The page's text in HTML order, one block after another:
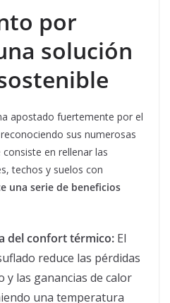
por
solución
apostado fuertemente por el
sus numerosas
en rellenar las
techos y suelos con
una serie de beneficios
del confort térmico: El
reduce las pérdidas
y las ganancias de calor
una temperatura